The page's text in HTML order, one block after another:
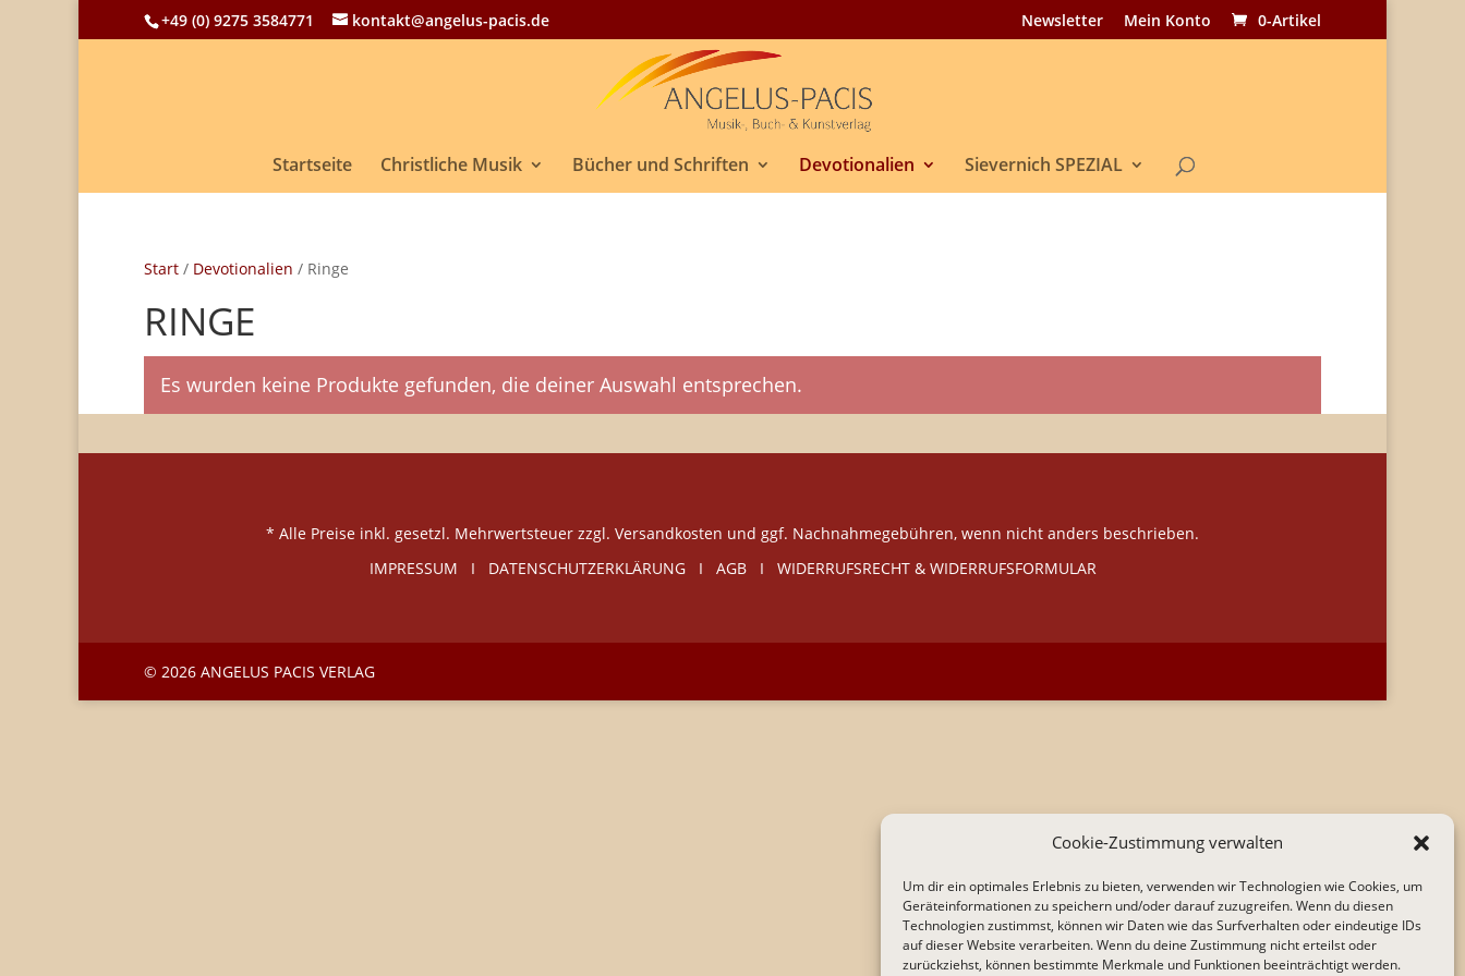
Cookie-Zustimmung verwalten
Um dir ein optimales Erlebnis zu bieten, verwenden wir Technologien wie Cookies, um
Geräteinformationen zu speichern und/oder darauf zuzugreifen. Wenn du diesen
Technologien zustimmst, können wir Daten wie das Surfverhalten oder eindeutige IDs
auf dieser Website verarbeiten. Wenn du deine Zustimmung nicht erteilst oder
zurückziehst, können bestimmte Merkmale und Funktionen beeinträchtigt werden.
+49 (0) 9275 3584771 kontakt@angelus-pacis.de Newsletter Mein Konto 0-Artikel
Startseite Christliche Musik Bücher und Schriften Devotionalien Sievernich SPEZIAL
Start / Devotionalien / Ringe
RINGE
Es wurden keine Produkte gefunden, die deiner Auswahl entsprechen.
* Alle Preise inkl. gesetzl. Mehrwertsteuer zzgl. Versandkosten und ggf. Nachnahmegebühren, wenn nicht anders beschrieben.
IMPRESSUM I DATENSCHUTZERKLÄRUNGI AGBI WIDERRUFSRECHT & WIDERRUFSFORMULAR
© 2026 ANGELUS PACIS VERLAG